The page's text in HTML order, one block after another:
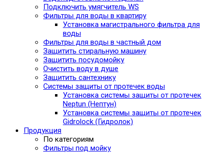
Подключить умягчитель WS
Фильтры для воды в квартиру
Установка магистрального фильтра для
воды
Фильтры для воды в частный дом
Защитить стиральную машину
Защитить посудомойку
Очистить воду в душе
Защитить сантехнику
Системы защиты от протечек воды
Установка системы защиты от протечек
Neptun (Нептун)
Установка системы защиты от протечек
Gidrolock (Гидролок)
Продукция
По категориям
Фильтры под мойку